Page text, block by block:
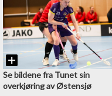
Se bildene fra Tunet sin
overkjøring av Østensjø